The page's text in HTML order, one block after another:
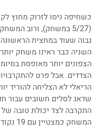
כשחיפה ניסו לזרוק מחוץ
(5/27 במשחק), ורוב
השניה כבר ראינו משחק
הצפונים יותר מאופסת
הריאלי לא הצליחה להוריד
שדאג לסלים חשובים
התקרבה לצד יכולת טובה של
המשחק כמצטיין עם 19 נקודות.